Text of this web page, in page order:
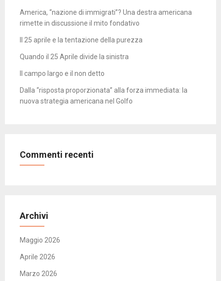
America, “nazione di immigrati”? Una destra americana
rimette in discussione il mito fondativo
Il 25 aprile e la tentazione della purezza
Quando il 25 Aprile divide la sinistra
Il campo largo e il non detto
Dalla “risposta proporzionata” alla forza immediata: la
nuova strategia americana nel Golfo
Commenti recenti
Archivi
Maggio 2026
Aprile 2026
Marzo 2026